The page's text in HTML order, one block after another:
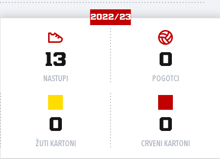
2022/23
13
NASTUPI
0
POGOTCI
0
ŽUTI KARTONI
0
CRVENI KARTONI